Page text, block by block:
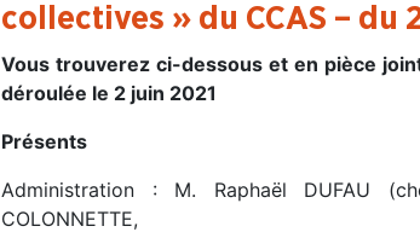
collectives » du CCAS – du
Vous trouverez ci-dessous et en pièce
déroulée le 2 juin 2021
Présents
Administration : M. Raphaël DUFAU
COLONNETTE,